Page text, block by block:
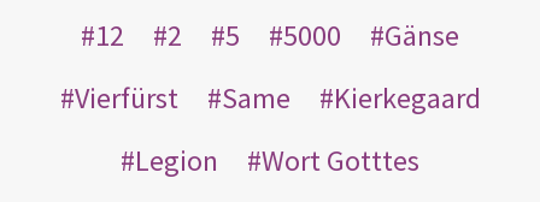
12
2 5 5000
Gänse
Vierfürst
Same
Kierkegaard
Legion
Wort Gotttes